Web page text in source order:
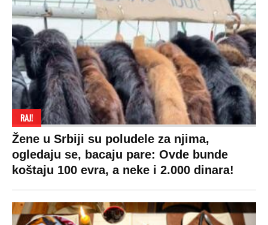
RAJ!
Žene u Srbiji su poludele za njima,
ogledaju se, bacaju pare: Ovde bunde
koštaju 100 evra, a neke i 2.000 dinara!